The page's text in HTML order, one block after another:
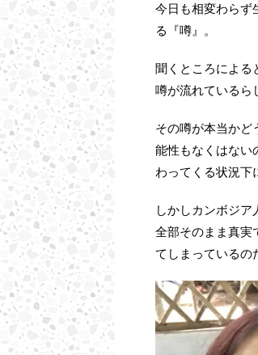
今日も相変わらず
る『噂』。
聞くところによる
噂が流れているら
その噂が本当かど
能性もなくはない
わってくる状況下
しかしカンボジ
全部そのまま真実
てしまっているの